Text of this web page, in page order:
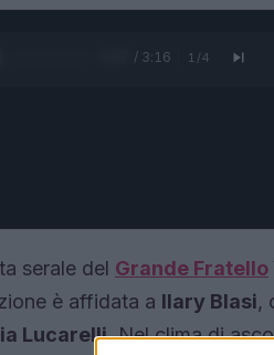
0:28 / 3:16 1 /4
serale del Grande Fratello
è affidata a Ilary Blasi,
Lucarelli. Nel clima di